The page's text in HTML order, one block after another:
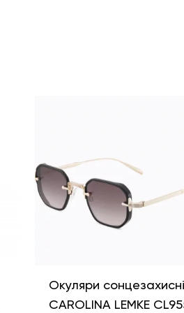
Окуляри сонцезахисні
CAROLINA LEMKE